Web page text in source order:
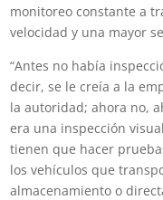
monitoreo constante a
velocidad y una mayor
“Antes no había
decir, se le creía a la
la autoridad; ahora no,
era una inspección
tienen que hacer
los vehículos que
almacenamiento o